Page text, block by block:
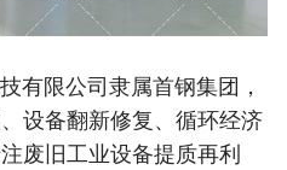
限公司隶属首钢集团，
设备翻新修复、循环经济
废旧工业设备提质再利